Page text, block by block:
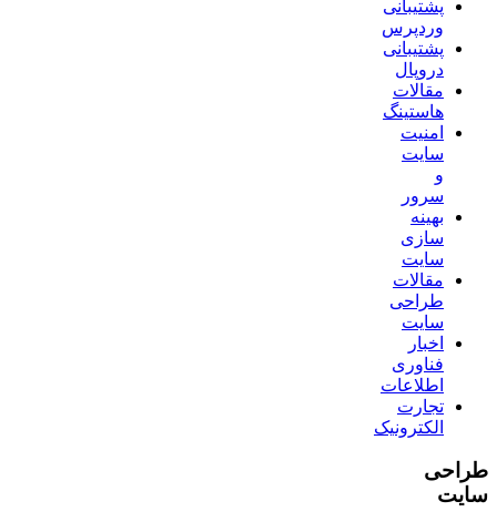
پشتیبانی
وردپرس
پشتیبانی
دروپال
مقالات
هاستینگ
امنیت
سایت
و
سرور
بهینه
سازی
سایت
مقالات
طراحی
سایت
اخبار
فناوری
اطلاعات
تجارت
الکترونیک
طراحی
سایت